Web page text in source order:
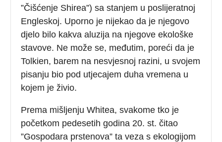
”Čišćenje Shirea”) sa stanjem u poslijeratnoj
Engleskoj. Uporno je nijekao da je njegovo
djelo bilo kakva aluzija na njegove ekološke
stavove. Ne može se, međutim, poreći da je
Tolkien, barem na nesvjesnoj razini, u svojem
pisanju bio pod utjecajem duha vremena u
kojem je živio.
Prema mišljenju Whitea, svakome tko je
početkom pedesetih godina 20. st. čitao
”Gospodara prstenova” ta veza s ekologijom